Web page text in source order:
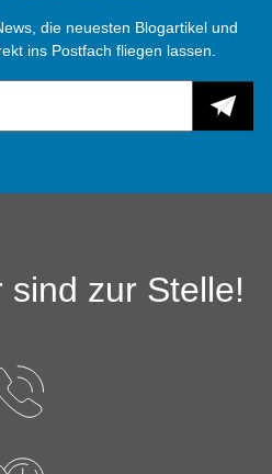
die neuesten Blogartikel und
ins Postfach fliegen lassen.
sind zur Stelle!